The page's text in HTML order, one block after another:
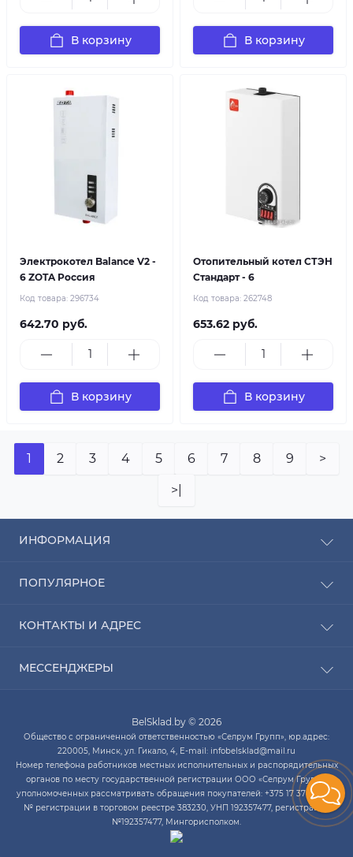
В корзину В корзину
Электрокотел Balance V2 -
6 ZOTA Россия
Код товара: 296734
642.70 руб.
В корзину
Отопительный котел СТЭН
Стандарт - 6
Код товара: 262748
653.62 руб.
В корзину
1 2 3 4 5 6 7 8 9 >
>|
ИНФОРМАЦИЯ
Оплата
О компании
Карта сайта
ПОПУЛЯРНОЕ
Насосы для воды
Котлы отопления
КОНТАКТЫ И АДРЕС
до 14:00
ПН-ЧТ с 9:00 до 20:00
ПТ с 9:00 до 19:00
СБ с 10:00 до 14:00
МЕССЕНДЖЕРЫ
WhatsApp
Skype
BelSklad.by © 2026
Общество с ограниченной ответственностью «Селрум Групп», юр.адрес:
220005, Минск, ул. Гикало, 4, E-mail: infobelsklad@mail.ru
Номер телефона работников местных исполнительных и распорядительных
органов по месту государственной регистрации ООО «Селрум Групп»,
уполномоченных рассматривать обращения покупателей: +375 17 378-34-12.
№ регистрации в торговом реестре 383230, УНП 192357477, регистрация
№192357477, Мингорисполком.